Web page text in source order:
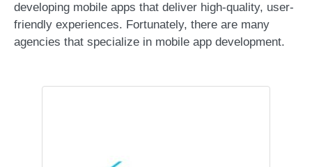
developing mobile apps that deliver high-quality, user-
friendly experiences. Fortunately, there are many
agencies that specialize in mobile app development.